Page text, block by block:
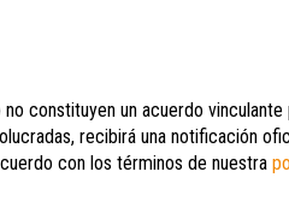
constituyen un acuerdo
recibirá una notificación
con los términos de nuestra